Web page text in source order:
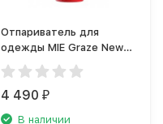
Отпариватель для
одежды MIE Graze New
Red ручной
4 490₽
В наличии